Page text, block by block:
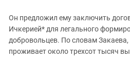
Он предложил ему заключить
Ичкерией* для легального
добровольцев. По словам Закаева,
проживает около трехсот тысяч